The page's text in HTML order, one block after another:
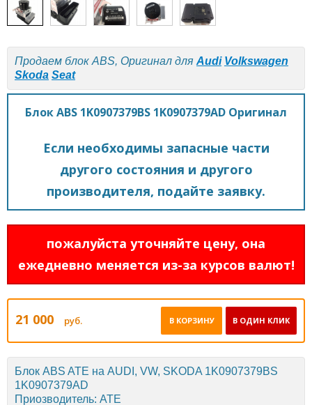
Продаем блок ABS, Оригинал для Audi Volkswagen
Skoda Seat
Блок ABS 1K0907379BS 1K0907379AD Оригинал
Если необходимы запасные части
другого состояния и другого
производителя, подайте заявку.
пожалуйста уточняйте цену, она
ежедневно меняется из-за курсов валют!
21 000 руб. В ОДИН КЛИК
В КОРЗИНУ
Блок ABS ATE на AUDI, VW, SKODA 1K0907379BS
1K0907379AD
Приозводитель: ATE